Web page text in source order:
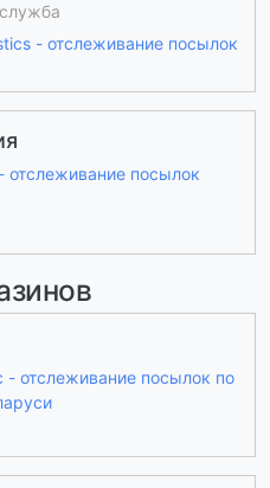
- отслеживание посылок
отслеживание посылок
- отслеживание посылок по